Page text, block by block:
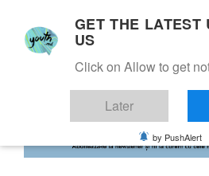
GET THE LATEST
US
Click on Allow to get
Later
by PushAlert